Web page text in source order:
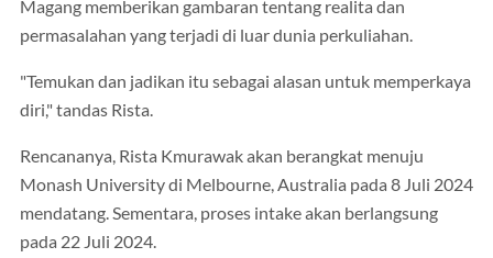
Magang memberikan gambaran tentang realita dan
permasalahan yang terjadi di luar dunia perkuliahan.
"Temukan dan jadikan itu sebagai alasan untuk memperkaya
diri," tandas Rista.
Rencananya, Rista Kmurawak akan berangkat menuju
Monash University di Melbourne, Australia pada 8 Juli 2024
mendatang. Sementara, proses intake akan berlangsung
pada 22 Juli 2024.